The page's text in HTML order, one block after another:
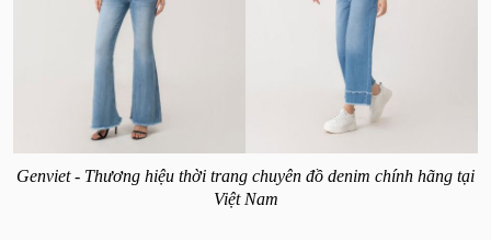
Genviet - Thương hiệu thời trang chuyên đồ denim chính hãng tại
Việt Nam